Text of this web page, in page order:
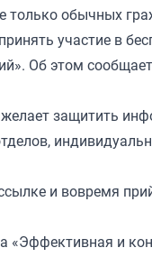
обычных
участие в
Об этом
защитить
и вовремя
«Эффективная и